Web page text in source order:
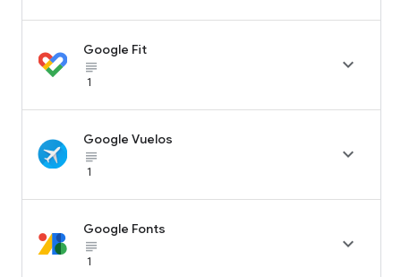
Google Fit
subject_black
1

Google Vuelos
subject_black
1

Google Fonts
subject_black
1
